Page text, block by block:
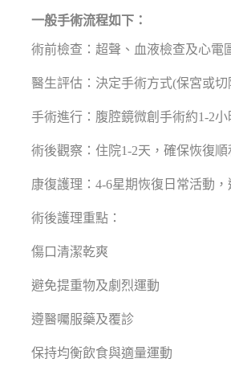
一般手術流程如下：
術前檢查：超聲、血液檢查及心電
醫生評估：決定手術方式(保宮或切
手術進行：腹腔鏡微創手術約1-2小
術後觀察：住院1-2天，確保恢復順
康復護理：4-6星期恢復日常活動
術後護理重點：
傷口清潔乾爽
避免提重物及劇烈運動
遵醫囑服藥及覆診
保持均衡飲食與適量運動